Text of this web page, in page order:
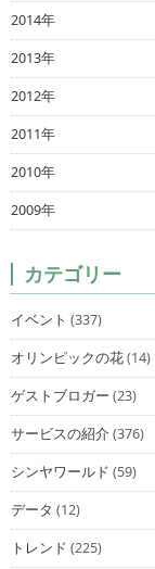
2014年
2013年
2012年
2011年
2010年
2009年
カテゴリー
イベント (337)
オリンピックの花(14)
ゲストブロガー (23)
サービスの紹介(376)
シンヤワールド (59)
データ (12)
トレンド (225)